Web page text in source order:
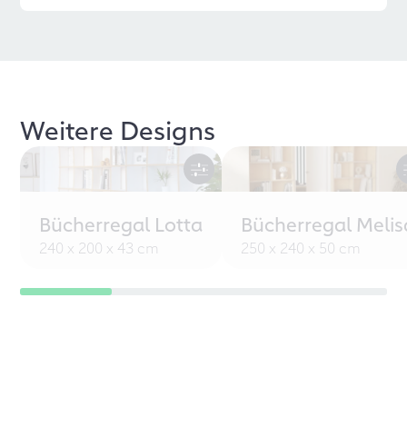
Weitere Designs
Bücherregal Lotta
240 x 200 x 43 cm
Bücherregal
250 x 240 x 50 cm